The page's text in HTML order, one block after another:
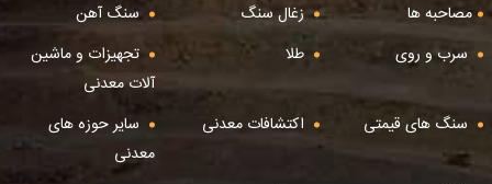
مصاحبه ها
زغال سنگ
سنگ آهن
سرب و روی
طلا
تجهیزات و ماشین
آلات معدنی
سنگ های قیمتی
اکتشافات معدنی
سایر حوزه های
معدنی